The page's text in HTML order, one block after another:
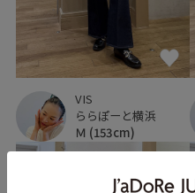
VIS
ららぽーと横浜
Ｍ (153cm)